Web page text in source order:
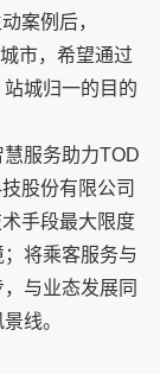
案例后，
市，希望通过
城归一的目的
服务助力TOD
股份有限公司
手段最大限度
将乘客服务与
与业态发展同
线。